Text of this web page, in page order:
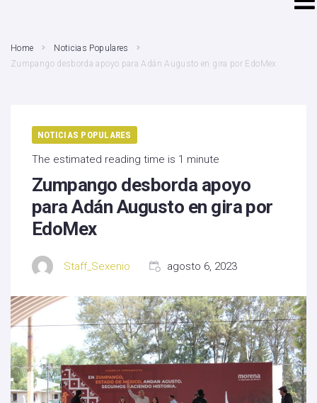
Home
Noticias Populares
Zumpango desborda apoyo para Adán Augusto en gira por EdoMex
NOTICIAS POPULARES
The estimated reading time is 1 minute
Zumpango desborda apoyo
para Adán Augusto en gira por
EdoMex
Staff_Sexenio agosto 6, 2023